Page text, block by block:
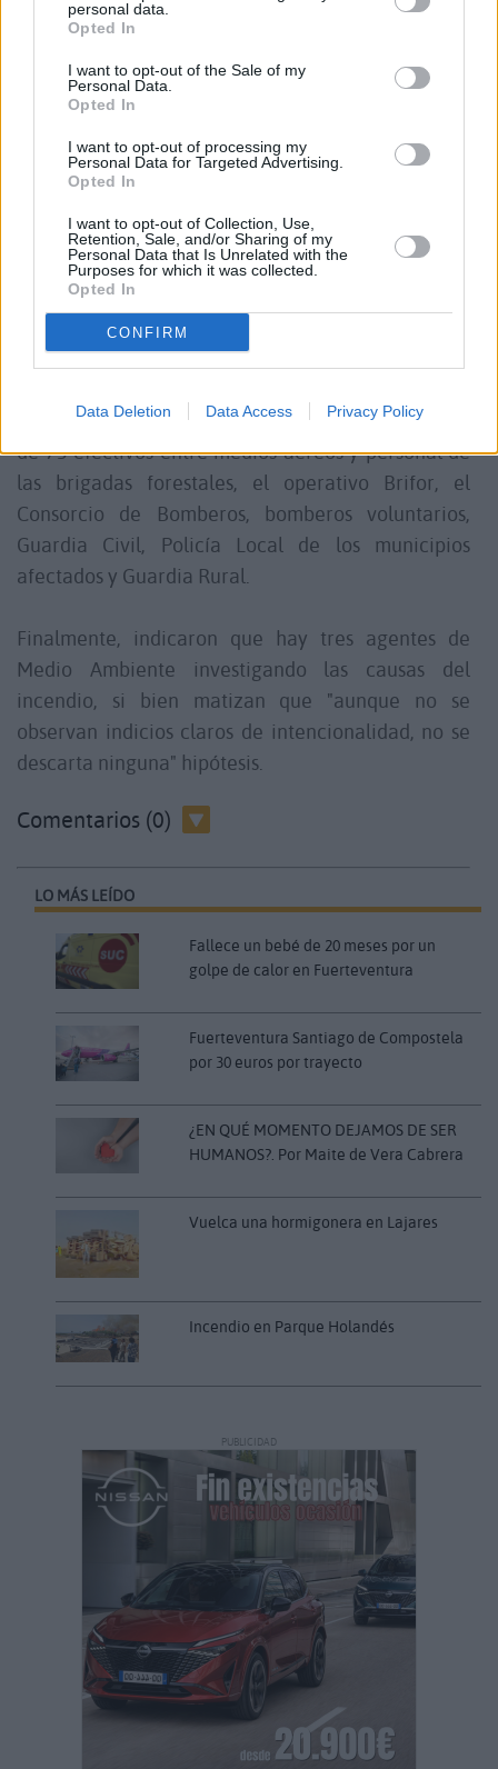
personal data.
Opted In
I want to opt-out of the Sale of my
Personal Data.
Opted In
I want to opt-out of processing my
Personal Data for Targeted Advertising.
Opted In
I want to opt-out of Collection, Use,
Retention, Sale, and/or Sharing of my
Personal Data that Is Unrelated with the
Purposes for which it was collected.
Opted In
CONFIRM
Data Deletion Data Access Privacy Policy
mañana de este martes hasta alcanzar las 70;
medios: ocho helicópteros y un avión Air Tractor de
carga en tierra, que admiten "ha sido esencial" en
la descarga de agua y retardante.
Emergencias por Incendios Forestales (INFOCA)
permanece activado en nivel 1, junto con el Plan
de Emergencias Insular (PEIN), que garantiza la
movilización de todos los recursos necesarios con
apoyo interadministrativo.
Desde que comenzó el fuego han intervenido más
de 75 efectivos entre medios aéreos y personal de
las brigadas forestales, el operativo Brifor, el
Consorcio de Bomberos, bomberos voluntarios,
Guardia Civil, Policía Local de los municipios
afectados y Guardia Rural.
Finalmente, indicaron que hay tres agentes de
Medio Ambiente investigando las causas del
incendio, si bien matizan que "aunque no se
observan indicios claros de intencionalidad, no se
descarta ninguna" hipótesis.
Comentarios (0)
LO MÁS LEÍDO
Fallece un bebé de 20 meses por un
golpe de calor en Fuerteventura
Fuerteventura Santiago de Compostela
por 30 euros por trayecto
¿EN QUÉ MOMENTO DEJAMOS DE SER
HUMANOS?. Por Maite de Vera Cabrera
Vuelca una hormigonera en Lajares
Incendio en Parque Holandés
PUBLICIDAD